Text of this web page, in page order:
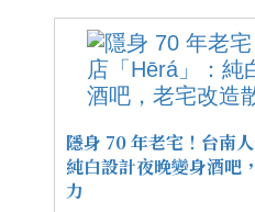
隱身 70 年老宅！台南
純白設計夜晚變身酒吧
力